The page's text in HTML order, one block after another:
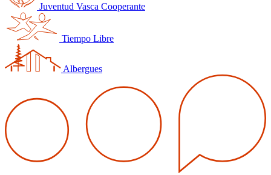
Juventud Vasca Cooperante
Tiempo Libre
Albergues